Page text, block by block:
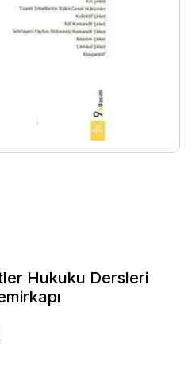
Hukuku Dersleri